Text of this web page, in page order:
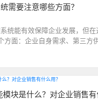
需要注意哪些方面？
统能有效保障企业发展，但
方面：企业自身需求、第三方
块是什么？对企业销售有